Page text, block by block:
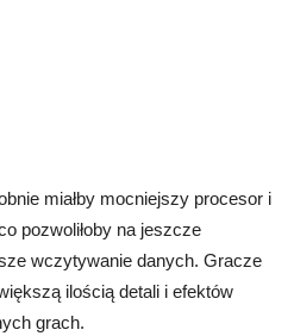
miałby mocniejszy procesor i
pozwoliłoby na jeszcze
wczytywanie danych. Gracze
ilością detali i efektów
grach.